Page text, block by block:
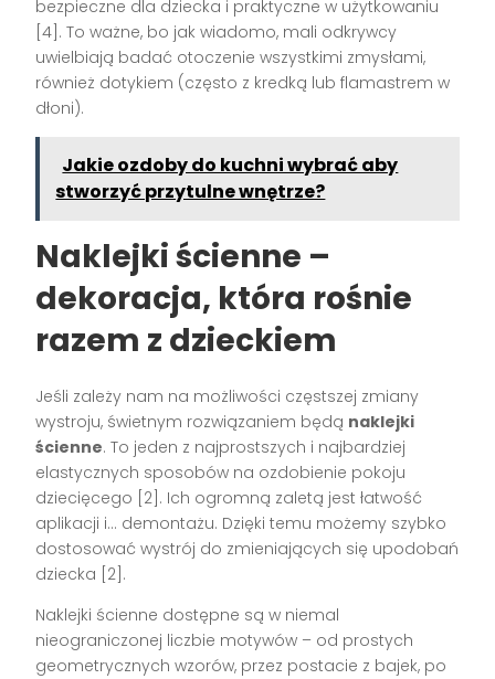
bezpieczne dla dziecka i praktyczne w użytkowaniu
[4]. To ważne, bo jak wiadomo, mali odkrywcy
uwielbiają badać otoczenie wszystkimi zmysłami,
również dotykiem (często z kredką lub flamastrem w
dłoni).
Jakie ozdoby do kuchni wybrać aby
stworzyć przytulne wnętrze?
Naklejki ścienne –
dekoracja, która rośnie
razem z dzieckiem
Jeśli zależy nam na możliwości częstszej zmiany
wystroju, świetnym rozwiązaniem będą naklejki
ścienne. To jeden z najprostszych i najbardziej
elastycznych sposobów na ozdobienie pokoju
dziecięcego [2]. Ich ogromną zaletą jest łatwość
aplikacji i… demontażu. Dzięki temu możemy szybko
dostosować wystrój do zmieniających się upodobań
dziecka [2].
Naklejki ścienne dostępne są w niemal
nieograniczonej liczbie motywów – od prostych
geometrycznych wzorów, przez postacie z bajek, po